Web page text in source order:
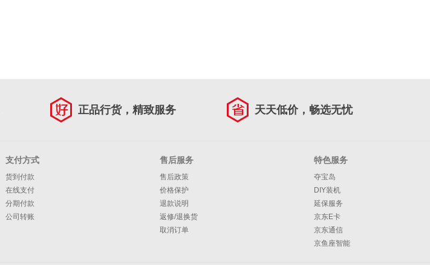
正品行货，精致服务 天天低价，畅选无忧
支付方式
货到付款
在线支付
分期付款
公司转账
售后服务
售后政策
价格保护
退款说明
返修/退换货
取消订单
特色服务
夺宝岛
DIY装机
延保服务
京东E卡
京东通信
京鱼座智能